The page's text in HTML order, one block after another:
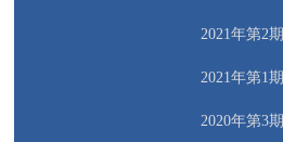
2021年第2期
2021年第1期
2020年第3期